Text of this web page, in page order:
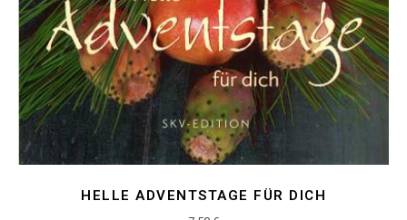
HELLE ADVENTSTAGE FÜR DICH